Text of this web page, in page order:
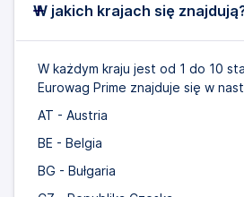
W jakich krajach się
W każdym kraju jest od 1 do 10
Eurowag Prime znajduje się w
AT - Austria
BE - Belgia
BG - Bułgaria